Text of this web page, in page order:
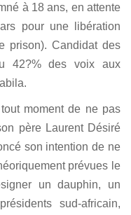
à 18 ans, en attente
pour une libération
prison). Candidat des
42?% des voix aux
moment de ne pas
père Laurent Désiré
son intention de ne
prévues le
un dauphin, un
sud-africain,